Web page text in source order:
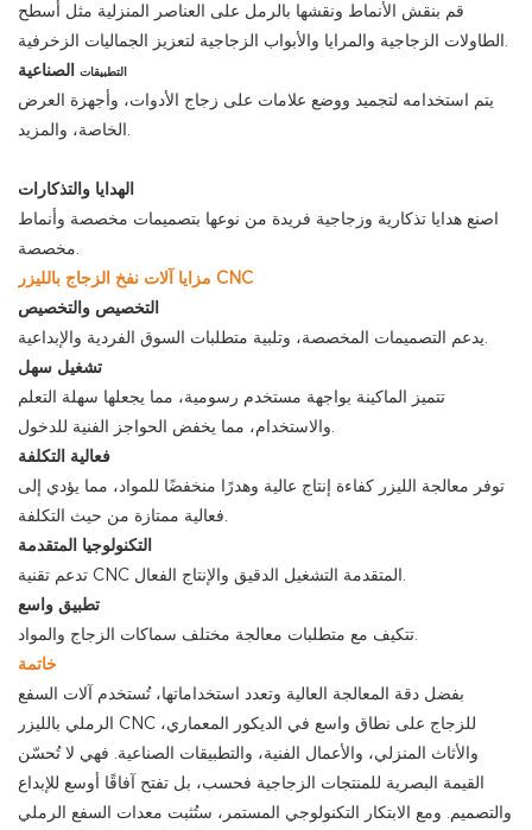
قم بنقش الأنماط ونقشها بالرمل على العناصر المنزلية مثل أسطح
الطاولات الزجاجية والمرايا والأبواب الزجاجية لتعزيز الجماليات الزخرفية.
التطبيقات
الصناعية
يتم استخدامه لتجميد ووضع علامات على زجاج الأدوات، وأجهزة العرض
الخاصة، والمزيد.
الهدايا والتذكارات
اصنع هدايا تذكارية وزجاجية فريدة من نوعها بتصميمات مخصصة وأنماط
مخصصة.
مزايا آلات نفخ الزجاج بالليزر CNC
التخصيص والتخصيص
يدعم التصميمات المخصصة، وتلبية متطلبات السوق الفردية والإبداعية.
تشغيل سهل
تتميز الماكينة بواجهة مستخدم رسومية، مما يجعلها سهلة التعلم
والاستخدام، مما يخفض الحواجز الفنية للدخول.
فعالية التكلفة
توفر معالجة الليزر كفاءة إنتاج عالية وهدرًا منخفضًا للمواد، مما يؤدي إلى
فعالية ممتازة من حيث التكلفة.
التكنولوجيا المتقدمة
تدعم تقنية CNC المتقدمة التشغيل الدقيق والإنتاج الفعال.
تطبيق واسع
تتكيف مع متطلبات معالجة مختلف سماكات الزجاج والمواد.
خاتمة
بفضل دقة المعالجة العالية وتعدد استخداماتها، تُستخدم آلات السفع
الرملي بالليزر CNC للزجاج على نطاق واسع في الديكور المعماري،
والأثاث المنزلي، والأعمال الفنية، والتطبيقات الصناعية. فهي لا تُحسّن
القيمة البصرية للمنتجات الزجاجية فحسب، بل تفتح آفاقًا أوسع للإبداع
والتصميم. ومع الابتكار التكنولوجي المستمر، ستُثبت معدات السفع الرملي